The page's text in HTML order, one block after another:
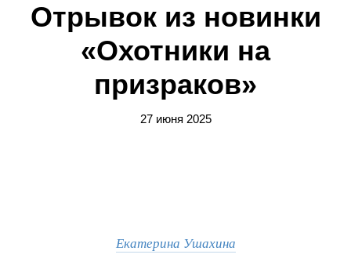
Отрывок из новинки
«Охотники на
призраков»
27 июня 2025
Екатерина Ушахина